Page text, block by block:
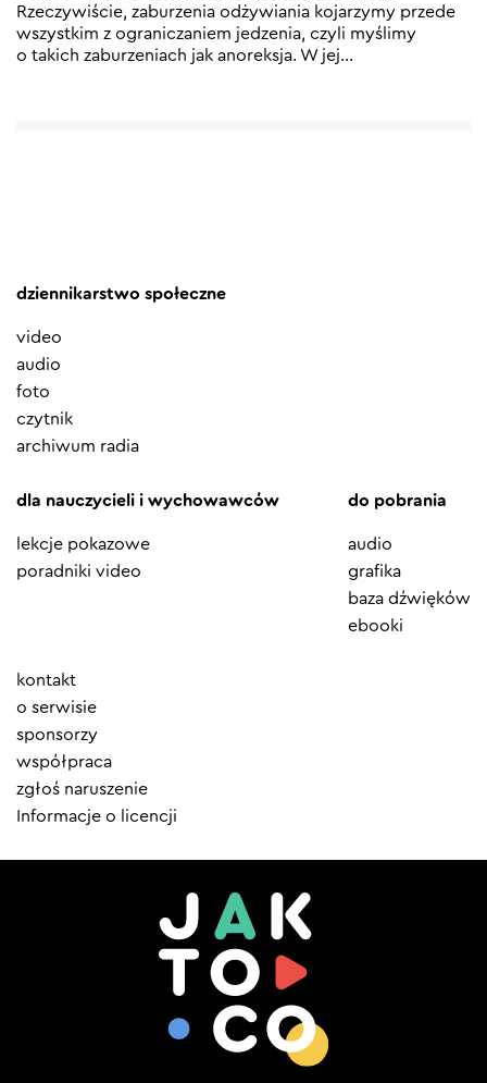
Rzeczywiście, zaburzenia odżywiania kojarzymy przede
wszystkim z ograniczaniem jedzenia, czyli myślimy
o takich zaburzeniach jak anoreksja. W jej…
dziennikarstwo społeczne
video
audio
foto
czytnik
archiwum radia
dla nauczycieli i wychowawców
lekcje pokazowe
poradniki video
do pobrania
audio
grafika
baza dźwięków
ebooki
Element
menu
kontakt
o serwisie
sponsorzy
współpraca
zgłoś naruszenie
Informacje o licencji